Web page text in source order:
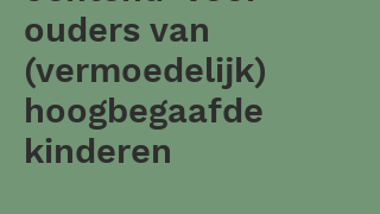
ouders van
(vermoedelijk)
hoogbegaafde
kinderen